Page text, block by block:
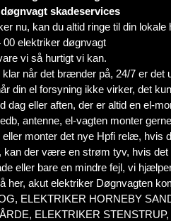
skadeservices
nu, kan du altid ringe til din
00 elektriker døgnvagt
vi så hurtigt vi kan.
klar når det brænder på, 24/7 er
din el forsyning ikke virker, det
dag eller aften, der er altid en el-
antenne, el-vagten monter
monter det nye Hpfi relæ, hvis
kan der være en strøm tyv, hvis
eller bare en mindre fejl, vi
her, akut elektriker Døgnvagten
ELEKTRIKER HORNEBY
ELEKTRIKER